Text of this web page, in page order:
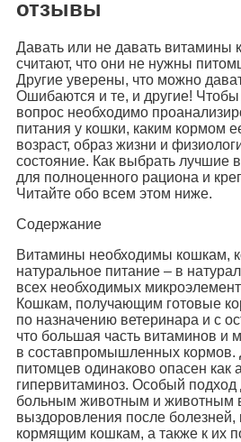
отзывы
Давать или не давать витамины
считают, что они не нужны
Другие уверены, что можно
Ошибаются и те, и другие! Чтобы
вопрос необходимо
питания у кошки, каким кормом
возраст, образ жизни и
состояние. Как выбрать лучшие
для полноценного рациона и
Читайте обо всем этом ниже.
Содержание
Витамины необходимы кошкам,
натуральное питание – в
всех необходимых
Кошкам, получающим готовые
по назначению ветеринара и с
что большая часть витаминов и
в составпромышленных кормов.
питомцев одинаково опасен как
гипервитаминоз. Особый
больным животным и животным
выздоровления после
кормящим кошкам, а также к их